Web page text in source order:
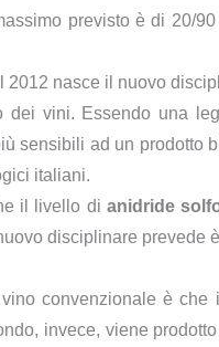
previsto è di 20/
nasce il nuovo
dei vini. Essendo una
sensibili ad un prodotto
italiani.
il livello di anidride
disciplinare prevede
convenzionale è che
invece, viene